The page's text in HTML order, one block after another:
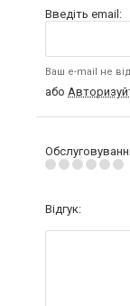
Введіть email:
Ваш e-mail не
або
Відгук: